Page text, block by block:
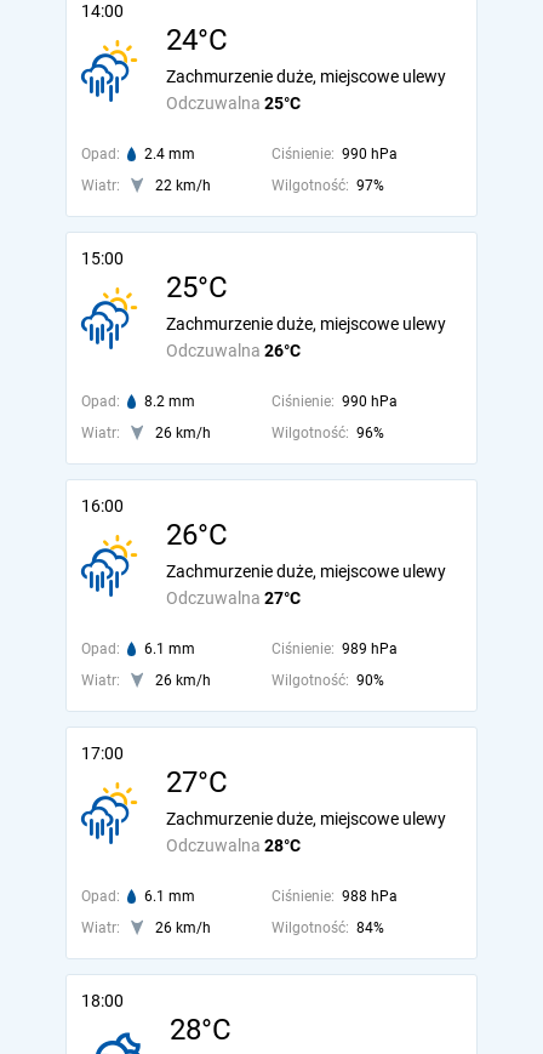
14:00
24°C
Odczuwalna 25°C
Zachmurzenie duże, miejscowe ulewy
Opad: 2.4 mm Ciśnienie: 990 hPa
Wiatr:
22 km/h Wilgotność: 97%
15:00
25°C
Odczuwalna 26°C
Zachmurzenie duże, miejscowe ulewy
Opad: 8.2 mm Ciśnienie: 990 hPa
Wiatr:
26 km/h Wilgotność: 96%
16:00
26°C
Odczuwalna 27°C
Zachmurzenie duże, miejscowe ulewy
Opad: 6.1 mm Ciśnienie: 989 hPa
Wiatr:
26 km/h Wilgotność: 90%
17:00
27°C
Odczuwalna 28°C
Zachmurzenie duże, miejscowe ulewy
Opad: 6.1 mm Ciśnienie: 988 hPa
Wiatr:
26 km/h Wilgotność: 84%
18:00
28°C